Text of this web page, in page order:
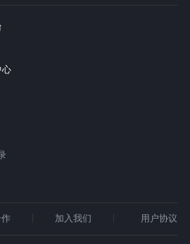
心
加入我们 用户协议